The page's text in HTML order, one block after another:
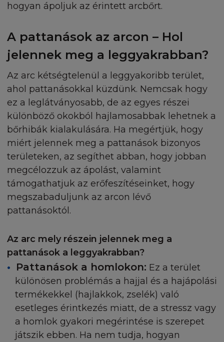
hogyan ápoljuk az érintett arcbőrt.
A pattanások az arcon – Hol
jelennek meg a leggyakrabban?
Az arc kétségtelenül a leggyakoribb terület,
ahol pattanásokkal küzdünk. Nemcsak hogy
ez a leglátványosabb, de az egyes részei
különböző okokból hajlamosabbak lehetnek a
bőrhibák kialakulására. Ha megértjük, hogy
miért jelennek meg a pattanások bizonyos
területeken, az segíthet abban, hogy jobban
megcélozzuk az ápolást, valamint
támogathatjuk az erőfeszítéseinket, hogy
megszabaduljunk az arcon lévő
pattanásoktól.
Az arc mely részein jelennek meg a
pattanások a leggyakrabban?
Pattanások a homlokon: Ez a terület
különösen problémás a hajjal és a hajápolási
termékekkel (hajlakkok, zselék) való
esetleges érintkezés miatt, de a stressz vagy
a homlok gyakori megérintése is szerepet
játszik ebben. Ha nem tudja, hogyan
elérhetőségüket megszüntesse. A L'Oréal nem
honlaphoz való hozzáférés permanens vagy
lesz. Kérjük vegye figyelembe, hogy néhány
nem engedélyezi a garancia eltörlését, ezért
vagy az összes előbbi feltétel Önre nem
L'Oréal nem tudja biztosítani, hogy a Honlap
az Ön komputerével, mint ahogy azt sem, hogy a
és/vagy a szerver hiba, vírus és "Trojan Horses
mentes. A L'Oréal nem vállal felelősséget a
károkért, amelyeket ezek a vírusok okoznak. A
nem vállal felelősséget harmadik fél által
tartalmakért. A L'Oréal szintén nem vállal
Internet szolgáltatás, vagy a komputeres
működéséért, melyeket a Honlap megtekintésére
használ. A Feltételek nem befolyásolják az Ön
vásárló.
LIMITÁLT FELELŐSSÉG
Ön tisztában van azzal, hogy a Honlapot,
annak tartalmát, Ön a saját felelősségére
Ön nem elégedett a Honlappal, vagy annak
az egyedüli megoldás a Honlap használatának
befejezése. Csaláson, testi bántalmazáson, vagy
esetén kívül, amely a L'Oréal hibájából adódik, a
nem vonható felelősségre sem Ön, sem egy
személy által, semmilyen direkt, különleges,